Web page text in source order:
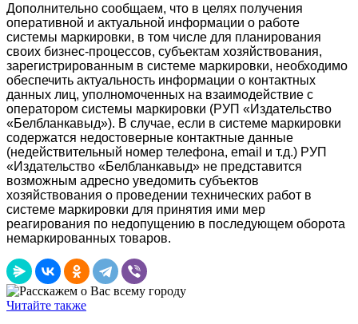
Дополнительно сообщаем, что в целях получения
оперативной и актуальной информации о работе
системы маркировки, в том числе для планирования
своих бизнес-процессов, субъектам хозяйствования,
зарегистрированным в системе маркировки, необходимо
обеспечить актуальность информации о контактных
данных лиц, уполномоченных на взаимодействие с
оператором системы маркировки (РУП «Издательство
«Белбланкавыд»). В случае, если в системе маркировки
содержатся недостоверные контактные данные
(недействительный номер телефона, email и т.д.) РУП
«Издательство «Белбланкавыд» не представится
возможным адресно уведомить субъектов
хозяйствования о проведении технических работ в
системе маркировки для принятия ими мер
реагирования по недопущению в последующем оборота
немаркированных товаров.
Читайте также